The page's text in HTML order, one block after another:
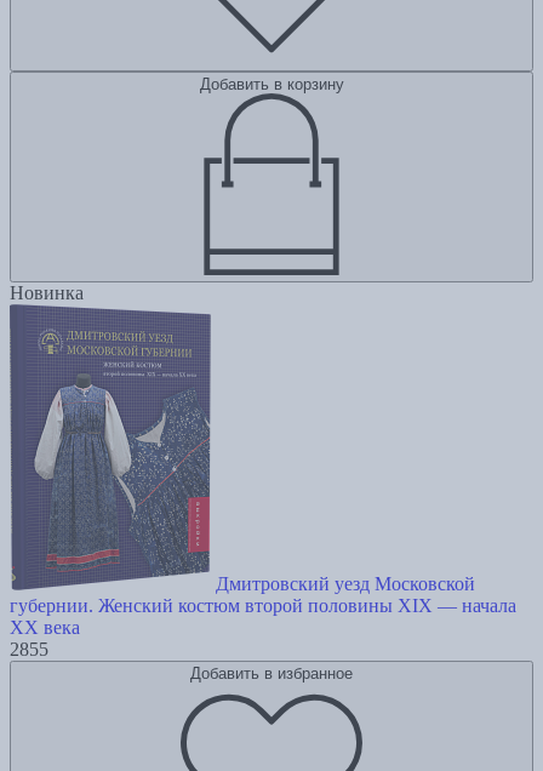
Добавить в корзину
Новинка
Дмитровский уезд Московской
губернии. Женский костюм второй половины XIX — начала
XX века
2855
Добавить в избранное